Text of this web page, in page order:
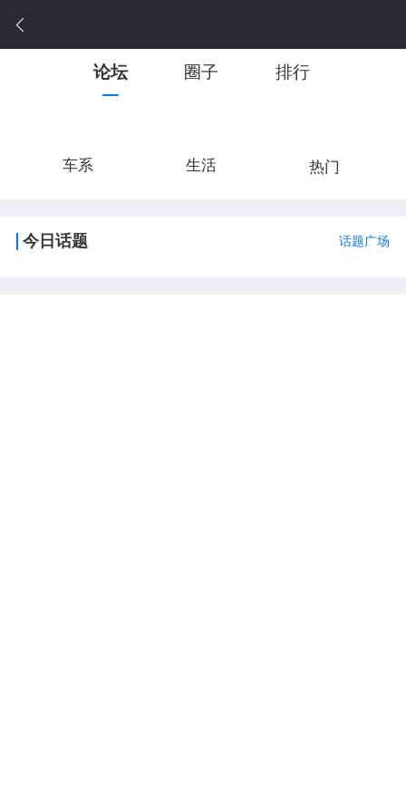
论坛 圈子 排行
车系 生活 热门
今日话题 话题广场